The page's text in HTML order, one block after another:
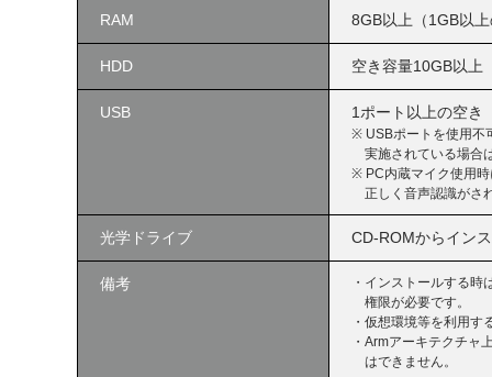
RAM 8GB以上（1GB以
HDD 空き容量10GB以上
USB 1ポート以上の空き
※ USBポートを使用不
実施されている場合
※ PC内蔵マイク使用
正しく音声認識がさ
光学ドライブ CD-ROMからイン
備考
・インストールする時
権限が必要です。
・仮想環境等を利用す
・Armアーキテクチャ
はできません。